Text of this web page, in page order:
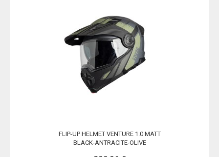
FLIP-UP HELMET VENTURE 1.0 MATT
BLACK-ANTRACITE-OLIVE